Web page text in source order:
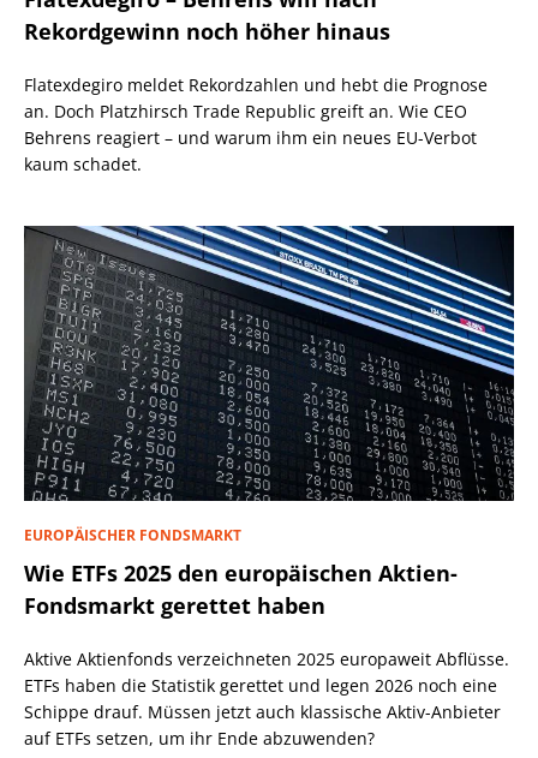
Rekordgewinn noch höher hinaus
Flatexdegiro meldet Rekordzahlen und hebt die Prognose
an. Doch Platzhirsch Trade Republic greift an. Wie CEO
Behrens reagiert – und warum ihm ein neues EU-Verbot
kaum schadet.
EUROPÄISCHER FONDSMARKT
Wie ETFs 2025 den europäischen Aktien-
Fondsmarkt gerettet haben
Aktive Aktienfonds verzeichneten 2025 europaweit Abflüsse.
ETFs haben die Statistik gerettet und legen 2026 noch eine
Schippe drauf. Müssen jetzt auch klassische Aktiv-Anbieter
auf ETFs setzen, um ihr Ende abzuwenden?